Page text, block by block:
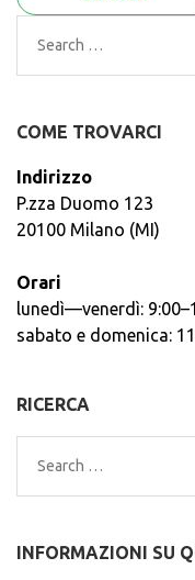
Search
for:
COME TROVARCI
Indirizzo
P.zza Duomo 123
20100 Milano (MI)
Orari
lunedì—venerdì:
sabato e domenica:
RICERCA
Search
for:
INFORMAZIONI SU